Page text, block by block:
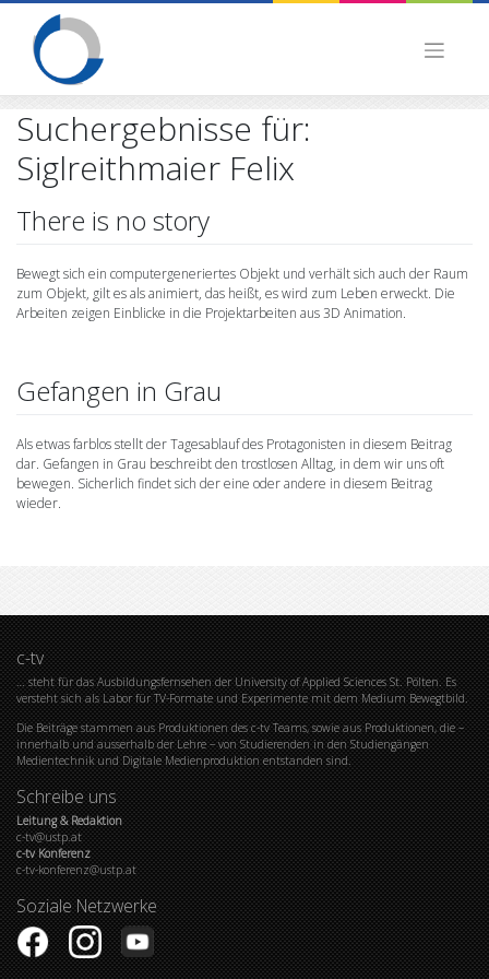
Skip
content
Suchergebnisse für:
Siglreithmaier Felix
There is no story
Bewegt sich ein computergeneriertes Objekt und verhält sich auch der Raum
zum Objekt, gilt es als animiert, das heißt, es wird zum Leben erweckt. Die
Arbeiten zeigen Einblicke in die Projektarbeiten aus 3D Animation.
Gefangen in Grau
Als etwas farblos stellt der Tagesablauf des Protagonisten in diesem Beitrag
dar. Gefangen in Grau beschreibt den trostlosen Alltag, in dem wir uns oft
bewegen. Sicherlich findet sich der eine oder andere in diesem Beitrag
wieder.
c-tv
… steht für das Ausbildungsfernsehen der University of Applied Sciences St. Pölten. Es
versteht sich als Labor für TV-Formate und Experimente mit dem Medium Bewegtbild.
Die Beiträge stammen aus Produktionen des c-tv Teams, sowie aus Produktionen, die –
innerhalb und ausserhalb der Lehre – von Studierenden in den Studiengängen
Medientechnik und Digitale Medienproduktion entstanden sind.
Schreibe uns
Leitung & Redaktion
c-tv@ustp.at
c-tv Konferenz
c-tv-konferenz@ustp.at
Soziale Netzwerke